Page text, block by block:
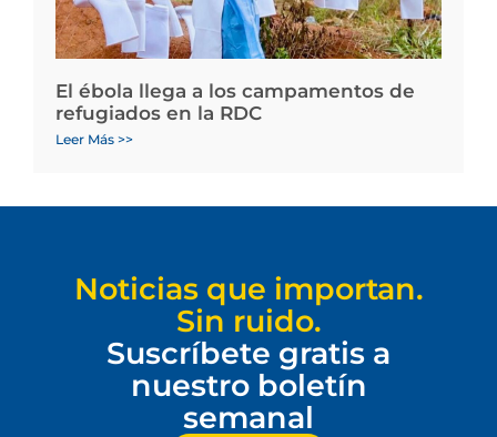
El ébola llega a los campamentos de
refugiados en la RDC
Leer Más >>
Noticias que importan.
Sin ruido.
Suscríbete gratis a
nuestro boletín
semanal